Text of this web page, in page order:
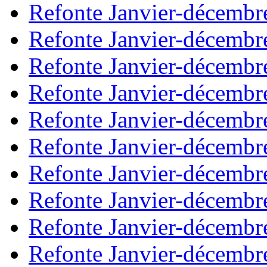
Refonte Janvier-
Refonte Janvier-
Refonte Janvier-
Refonte Janvier-
Refonte Janvier-
Refonte Janvier-
Refonte Janvier-
Refonte Janvier-
Refonte Janvier-
Refonte Janvier-